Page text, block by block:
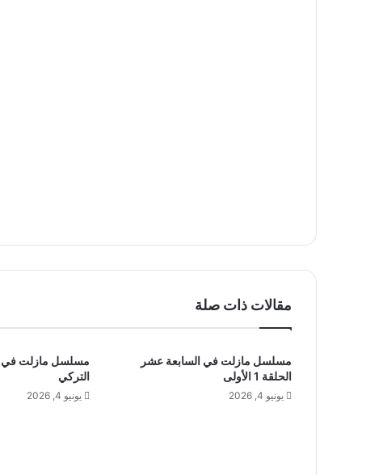
مقالات ذات صلة
مسلسل مازلت في السابعة عشر
الحلقة 1 الأولى
يونيو 4, 2026
مسلسل مازلت في
التركي
يونيو 4, 2026